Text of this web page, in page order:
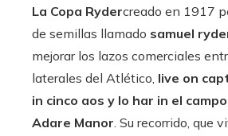
La Copa Rydercreado en 1917
de semillas llamado samuel
mejorar los lazos comerciales
laterales del Atlético, live on
in cinco aos y lo har in el
Adare Manor. Su recorrido, que